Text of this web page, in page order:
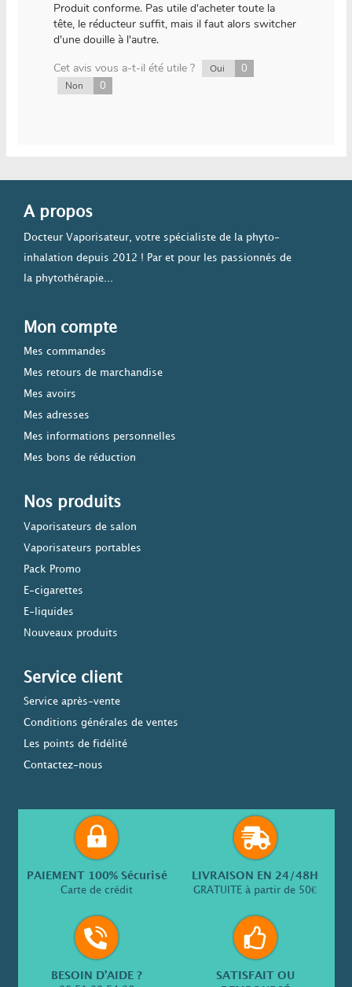
Produit conforme. Pas utile d'acheter toute la
tête, le réducteur suffit, mais il faut alors switcher
d'une douille à l'autre.
Cet avis vous a-t-il été utile ?
Oui 0
Non 0
A propos
Docteur Vaporisateur, votre spécialiste de la phyto-
inhalation depuis 2012 ! Par et pour les passionnés de
la phytothérapie...
Mon compte
Mes commandes
Mes retours de marchandise
Mes avoirs
Mes adresses
Mes informations personnelles
Mes bons de réduction
Nos produits
Vaporisateurs de salon
Vaporisateurs portables
Pack Promo
E-cigarettes
E-liquides
Nouveaux produits
Service client
Service après-vente
Conditions générales de ventes
Les points de fidélité
Contactez-nous
PAIEMENT 100% Sécurisé
Carte de crédit
LIVRAISON EN 24/48H
GRATUITE à partir de 50€
BESOIN D’AIDE ?
SATISFAIT OU